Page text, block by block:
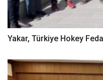
Yakar, Türkiye Hokey